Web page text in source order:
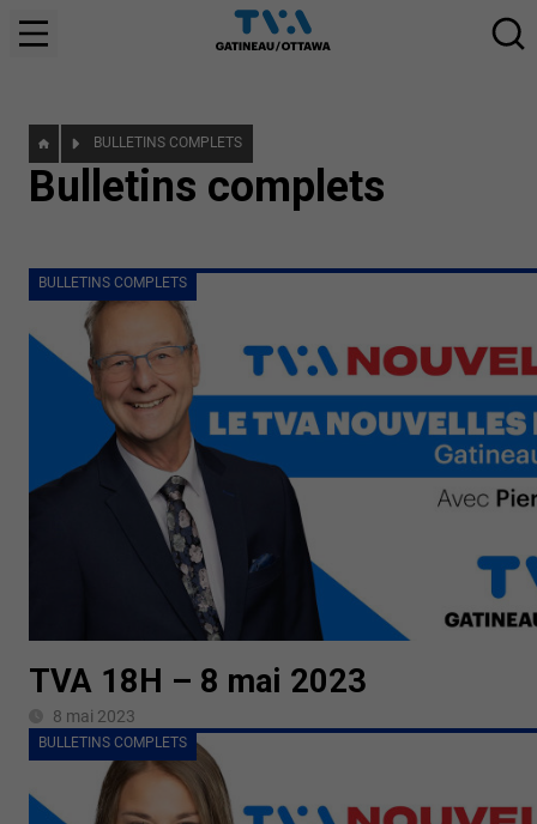
BULLETINS COMPLETS
Bulletins complets
BULLETINS COMPLETS
TVA 18H – 8 mai 2023
8 mai 2023
BULLETINS COMPLETS